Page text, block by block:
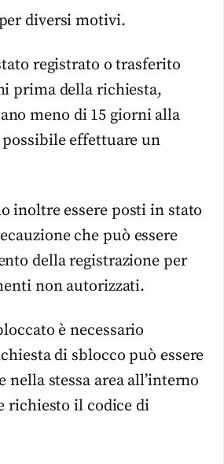
diversi motivi.
registrato o trasferito
prima della richiesta,
meno di 15 giorni alla
possibile effettuare un
inoltre essere posti in stato
che può essere
della registrazione per
non autorizzati.
è necessario
di sblocco può essere
stessa area all’interno
richiesto il codice di